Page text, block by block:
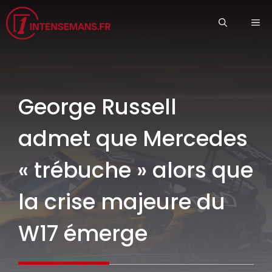
Aller
au
contenu
George Russell
admet que Mercedes
« trébuche » alors que
la crise majeure du
W17 émerge